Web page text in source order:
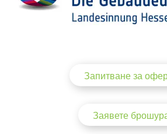
Запитване за
Заявете